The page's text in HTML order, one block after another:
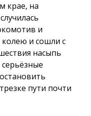
крае, на
и
колею и сошли с
насыпь
пути почти